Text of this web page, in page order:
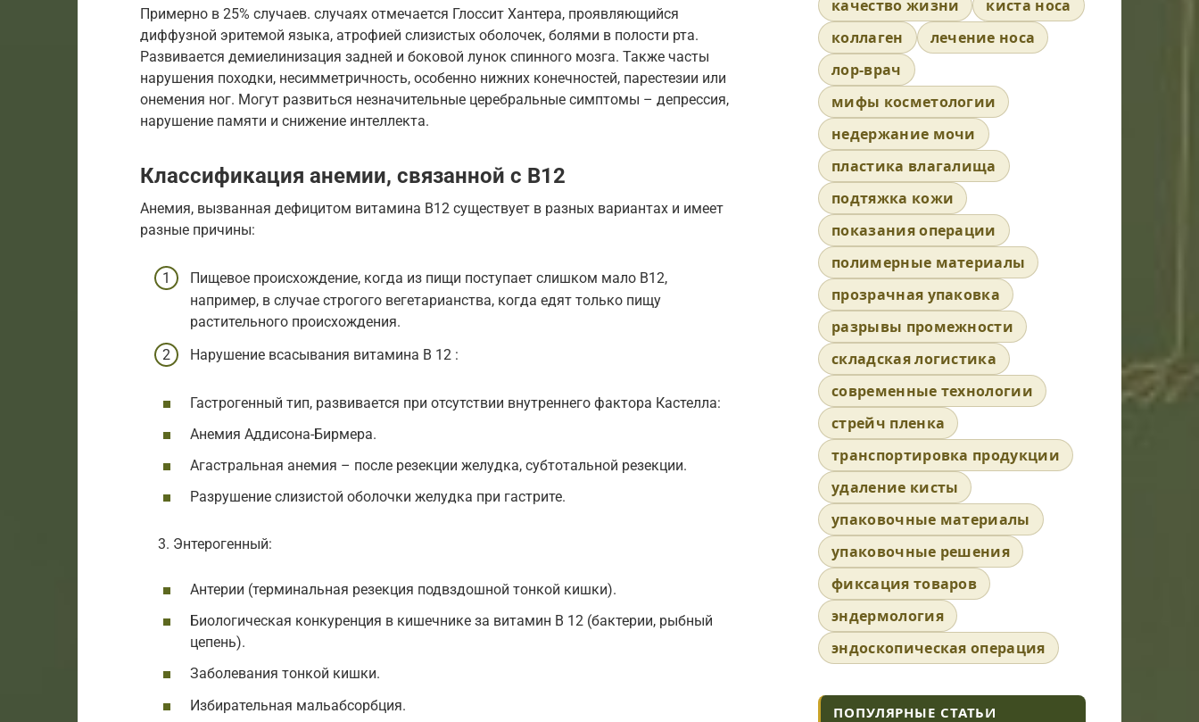
Примерно в 25% случаев. случаях отмечается Глоссит Хантера, проявляющийся
диффузной эритемой языка, атрофией слизистых оболочек, болями в полости рта.
Развивается демиелинизация задней и боковой лунок спинного мозга. Также часты
нарушения походки, несимметричность, особенно нижних конечностей, парестезии или
онемения ног. Могут развиться незначительные церебральные симптомы – депрессия,
нарушение памяти и снижение интеллекта.
Классификация анемии, связанной с В12
Анемия, вызванная дефицитом витамина B12 существует в разных вариантах и имеет
разные причины:
Пищевое происхождение, когда из пищи поступает слишком мало B12,
например, в случае строгого вегетарианства, когда едят только пищу
растительного происхождения.
Нарушение всасывания витамина B 12 :
Гастрогенный тип, развивается при отсутствии внутреннего фактора Кастелла:
Анемия Аддисона-Бирмера.
Агастральная анемия – после резекции желудка, субтотальной резекции.
Разрушение слизистой оболочки желудка при гастрите.
3. Энтерогенный:
Антерии (терминальная резекция подвздошной тонкой кишки).
Биологическая конкуренция в кишечнике за витамин B 12 (бактерии, рыбный
цепень).
Заболевания тонкой кишки.
Избирательная мальабсорбция.
качество жизни
киста носа
коллаген
лечение носа
лор-врач
мифы косметологии
недержание мочи
пластика влагалища
подтяжка кожи
показания операции
полимерные материалы
прозрачная упаковка
разрывы промежности
складская логистика
современные технологии
стрейч пленка
транспортировка продукции
удаление кисты
упаковочные материалы
упаковочные решения
фиксация товаров
эндермология
эндоскопическая операция
ПОПУЛЯРНЫЕ СТАТЬИ